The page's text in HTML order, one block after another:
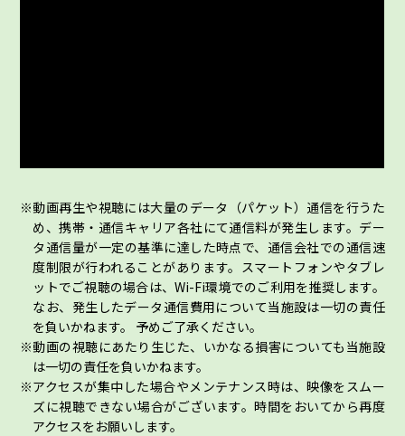
動画再生や視聴には大量のデータ（パケット）通信を行うた
め、携帯・通信キャリア各社にて通信料が発生します。デー
タ通信量が一定の基準に達した時点で、通信会社での通信速
度制限が行われることがあります。スマートフォンやタブレ
ットでご視聴の場合は、Wi-Fi環境でのご利用を推奨します。
なお、発生したデータ通信費用について当施設は一切の責任
を負いかねます。 予めご了承ください。
動画の視聴にあたり生じた、いかなる損害についても当施設
は一切の責任を負いかねます。
アクセスが集中した場合やメンテナンス時は、映像をスムー
ズに視聴できない場合がございます。時間をおいてから再度
アクセスをお願いします。